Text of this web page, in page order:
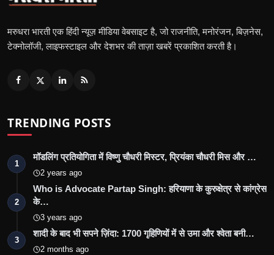
मरुधरा भारती एक हिंदी न्यूज़ मीडिया वेबसाइट है, जो राजनीति, मनोरंजन, बिज़नेस,
टेक्नोलॉजी, लाइफस्टाइल और देशभर की ताज़ा खबरें प्रकाशित करती है।
TRENDING POSTS
1
मॉडलिंग प्रतियोगिता में विष्णु चौधरी मिस्टर, प्रियंका चौधरी मिस और …
2 years ago
2
Who is Advocate Partap Singh: हरियाणा के कुरुक्षेत्र से कांग्रेस
के…
3 years ago
3
शादी के बाद भी सपने ज़िंदा: 1700 गृहिणियों में से उमा और श्वेता बनी…
2 months ago